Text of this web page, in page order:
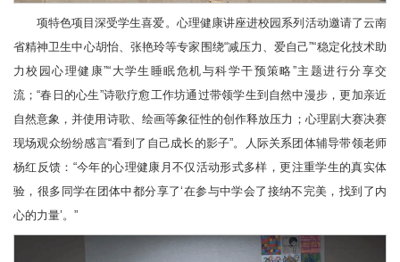
项特色项目深受学生喜爱。心理健康讲座进校园系列活动邀请了云南
省精神卫生中心胡怡、张艳玲等专家围绕“减压力、爱自己”“稳定化技术助
力校园心理健康”“大学生睡眠危机与科学干预策略”主题进行分享交
流；“春日的心生”诗歌疗愈工作坊通过带领学生到自然中漫步，更加亲近
自然意象，并使用诗歌、绘画等象征性的创作释放压力；心理剧大赛决赛
现场观众纷纷感言“看到了自己成长的影子”。人际关系团体辅导带领老师
杨红反馈：“今年的心理健康月不仅活动形式多样，更注重学生的真实体
验，很多同学在团体中都分享了‘在参与中学会了接纳不完美，找到了内
心的力量’。”